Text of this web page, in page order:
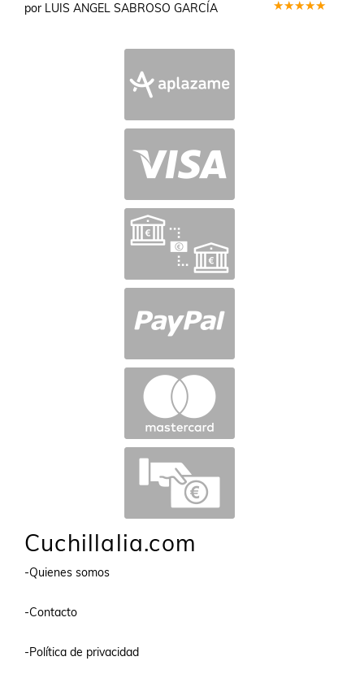
por LUIS ANGEL SABROSO GARCÍA
Cuchillalia.com
-Quienes somos
-Contacto
-Política de privacidad